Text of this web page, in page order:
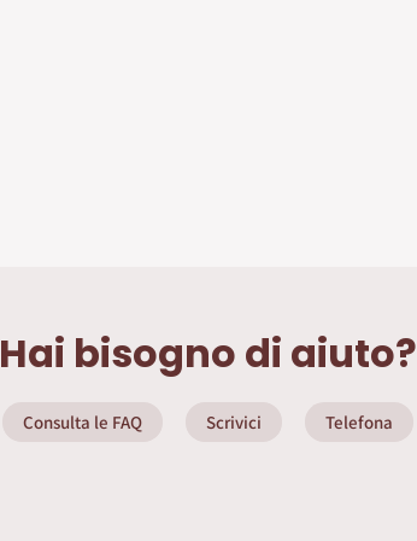
Hai bisogno di aiuto?
Consulta le FAQ Scrivici Telefona